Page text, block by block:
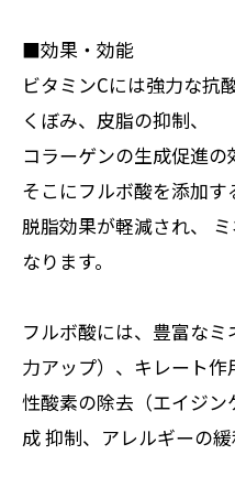
■効果・効能
ビタミンCには強力な抗
くぼみ、皮脂の抑制、
コラーゲンの生成促進の
そこにフルボ酸を添加
脱脂効果が軽減され、
なります。
フルボ酸には、豊富な
力アップ）、キレート
性酸素の除去（エイジ
成 抑制、アレルギーの